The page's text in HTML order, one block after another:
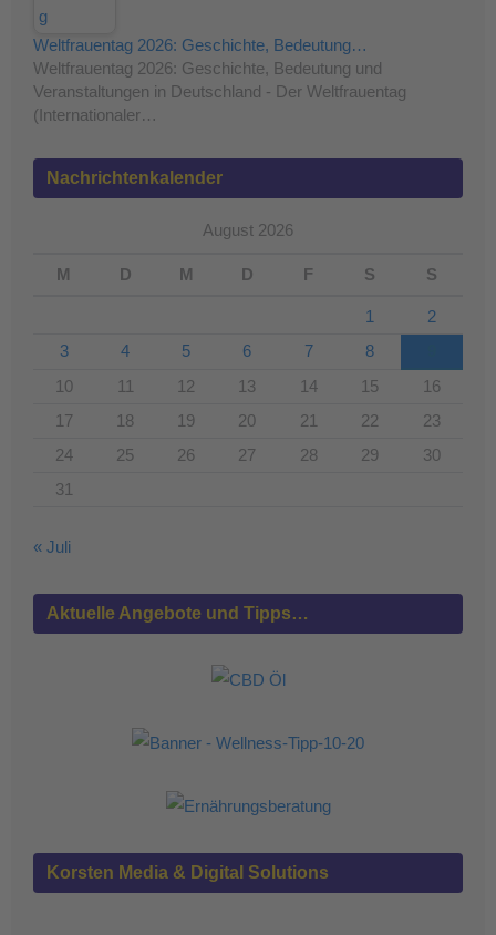
Weltfrauentag 2026: Geschichte, Bedeutung…
Weltfrauentag 2026: Geschichte, Bedeutung und
Veranstaltungen in Deutschland - Der Weltfrauentag
(Internationaler…
Nachrichtenkalender
August 2026
M D M D F S S
1
2
3
4 5 6 7 8
10
11 12 13 14 15
16
17
18 19 20 21 22
23
24
25 26 27 28 29
30
31
« Juli
Aktuelle Angebote und Tipps…
Korsten Media & Digital Solutions